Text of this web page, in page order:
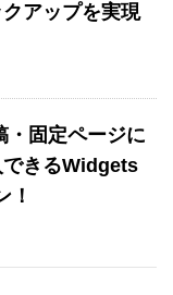
アップを実現
・固定ページに
できるWidgets
！